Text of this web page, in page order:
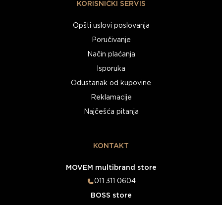
KORISNIČKI SERVIS
Opšti uslovi poslovanja
Poručivanje
Način plaćanja
Isporuka
Odustanak od kupovine
Reklamacije
Najčešća pitanja
KONTAKT
MOVEM multibrand store
011 311 0604
BOSS store